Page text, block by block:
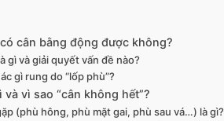
cân bằng động được không?
gì và giải quyết vấn đề nào?
gì rung do “lốp phù”?
vì sao “cân không hết”?
(phù hông, phù mặt gai, phù sau vá…) là gì?